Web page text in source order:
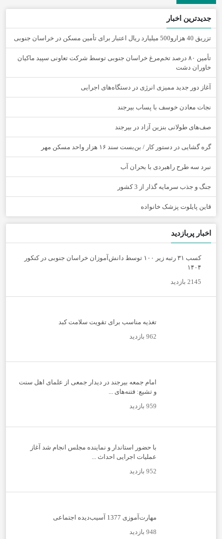
جدیدترین اخبار
تزریق 40 هزارو500 میلیارد ریال اعتبار برای تأمین مسکن در خراسان جنوبی
تأمین ۸۰ درصد تخم‌مرغ خراسان جنوبی توسط شرکت تعاونی سپید ماکیان
خاوران دشت
آغاز دور جدید ممیزی انرژی در دستگاه‌های اجرایی
نجات معادن خوسف با پساب بیرجند
صف‌های طولانی بنزین آزاد در بیرجند
گره گشایی در دستور کار / بن‌بست سند ۱۶ هزار واحد مسکن مهر
نبرد سه طرح راهبردی با بحران آب
جنگ و جذب سرمایه گذار از 3 کشور
قاین پایلوت پزشک خانواده
اخبار پربازدید
کسب ۳۱ رتبه زیر ۱۰۰ توسط دانش‌آموزان خراسان جنوبی در کنکور
۱۴۰۴
2145 بازدید
تغذیه مناسب برای تقویت سلامت کبد
962 بازدید
امام جمعه بیرجند در دیدار جمعی از علمای اهل سنت
و تشیع: فتنه‌های ...
959 بازدید
با حضور استاندار و نماینده مجلس انجام شد آغاز
عملیات اجرایی احداث ...
952 بازدید
مهارت‌آموزی 1377 آسیب‌دیده اجتماعی
948 بازدید